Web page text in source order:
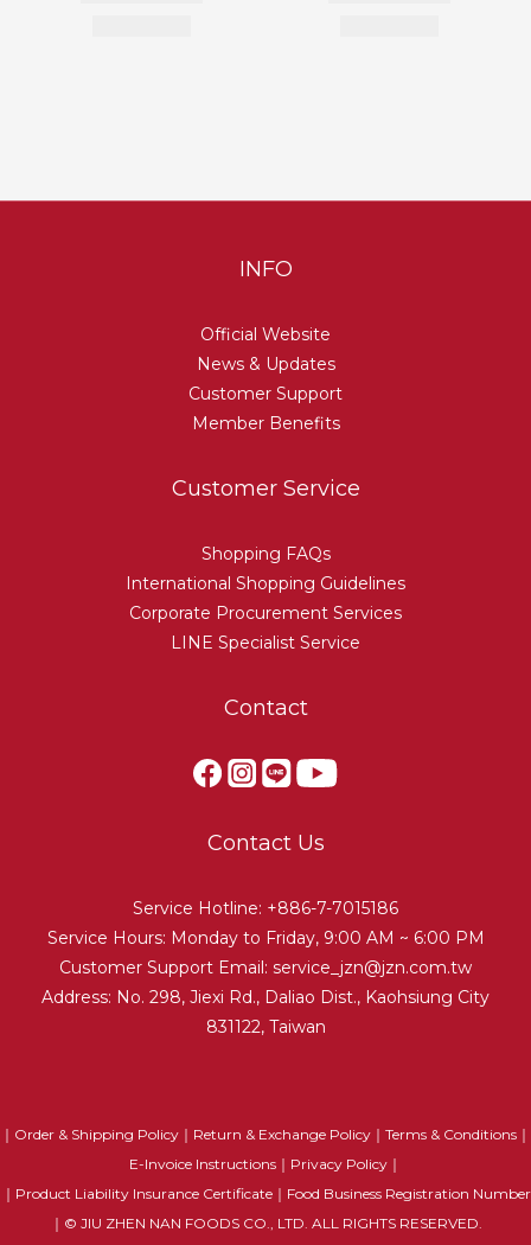
INFO
Official Website
News & Updates
Customer Support
Member Benefits
Customer Service
Shopping FAQs
International Shopping Guidelines
Corporate Procurement Services
LINE Specialist Service
Contact
Contact Us
Service Hotline: +886-7-7015186
Service Hours: Monday to Friday, 9:00 AM ~ 6:00 PM
Customer Support Email: service_jzn@jzn.com.tw
Address: No. 298, Jiexi Rd., Daliao Dist., Kaohsiung City
831122, Taiwan
｜ Order & Shipping Policy ｜ Return & Exchange Policy ｜ Terms & Conditions ｜
E-Invoice Instructions ｜ Privacy Policy ｜
｜ Product Liability Insurance Certificate｜ Food Business Registration Number
｜© JIU ZHEN NAN FOODS CO., LTD. ALL RIGHTS RESERVED.